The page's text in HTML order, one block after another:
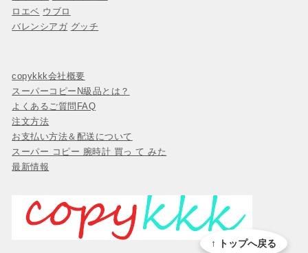
ロエベ ウブロ
バレンシアガ グッチ
copykkk会社概要
スーパーコピーN級品とは？
よくあるご質問FAQ
注文方法
お支払い方法＆配送について
スーパー コピー 腕時計 買っ て みた
最新情報
↑ トップへ戻る